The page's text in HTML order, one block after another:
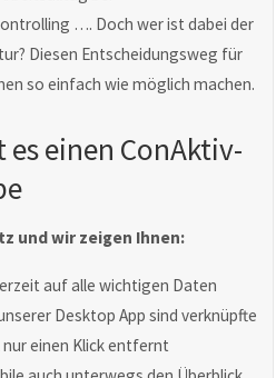
…. Doch wer ist dabei der
Diesen Entscheidungsweg für
so einfach wie möglich machen.
einen ConAktiv-
und wir zeigen Ihnen:
auf alle wichtigen Daten
Desktop App sind verknüpfte
einen Klick entfernt